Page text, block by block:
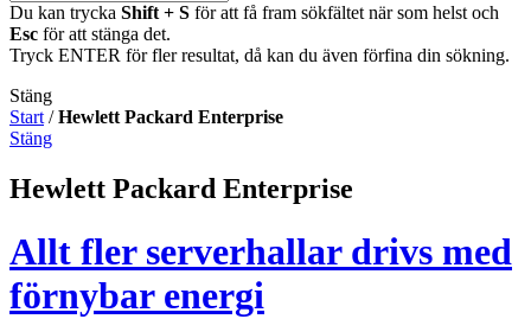
Du kan trycka Shift + S för att få fram sökfältet när som helst och
Esc för att stänga det.
Tryck ENTER för fler resultat, då kan du även förfina din sökning.
Stäng
Start /Hewlett Packard Enterprise
Stäng
Hewlett Packard Enterprise
Allt fler serverhallar drivs med
förnybar energi